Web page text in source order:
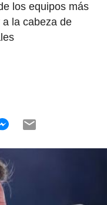
los equipos más
la cabeza de